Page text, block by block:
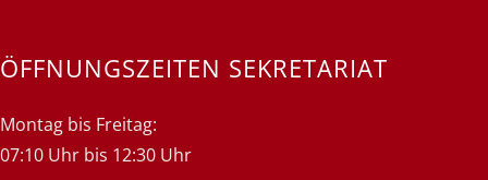
ÖFFNUNGSZEITEN SEKRETARIAT
Montag bis Freitag:
07:10 Uhr bis 12:30 Uhr